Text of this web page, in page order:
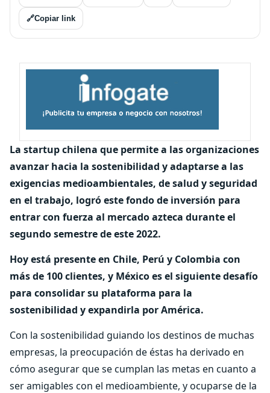
🔗Copiar link
La startup chilena que permite a las organizaciones
avanzar hacia la sostenibilidad y adaptarse a las
exigencias medioambientales, de salud y seguridad
en el trabajo, logró este fondo de inversión para
entrar con fuerza al mercado azteca durante el
segundo semestre de este 2022.
Hoy está presente en Chile, Perú y Colombia con
más de 100 clientes, y México es el siguiente desafío
para consolidar su plataforma para la
sostenibilidad y expandirla por América.
Con la sostenibilidad guiando los destinos de muchas
empresas, la preocupación de éstas ha derivado en
cómo asegurar que se cumplan las metas en cuanto a
ser amigables con el medioambiente, y ocuparse de la